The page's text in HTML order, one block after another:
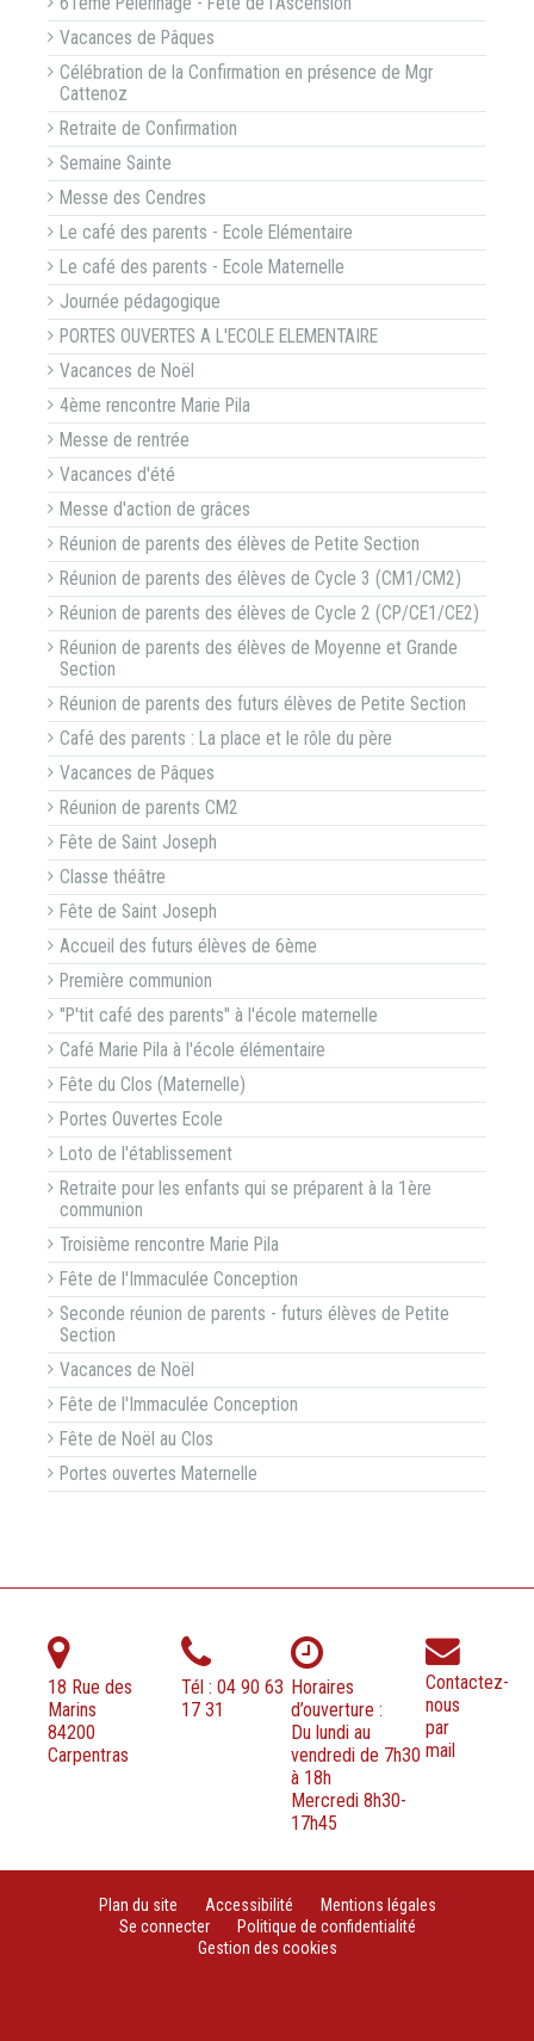
Vacances de Pâques
Célébration de la Confirmation en présence de Mgr
Cattenoz
Retraite de Confirmation
Semaine Sainte
Messe des Cendres
Le café des parents - Ecole Elémentaire
Le café des parents - Ecole Maternelle
Journée pédagogique
PORTES OUVERTES A L'ECOLE ELEMENTAIRE
Vacances de Noël
4ème rencontre Marie Pila
Messe de rentrée
Vacances d'été
Messe d'action de grâces
Réunion de parents des élèves de Petite Section
Réunion de parents des élèves de Cycle 3 (CM1/CM2)
Réunion de parents des élèves de Cycle 2 (CP/CE1/CE2)
Réunion de parents des élèves de Moyenne et Grande
Section
Réunion de parents des futurs élèves de Petite Section
Café des parents : La place et le rôle du père
Vacances de Pâques
Réunion de parents CM2
Fête de Saint Joseph
Classe théâtre
Fête de Saint Joseph
Accueil des futurs élèves de 6ème
Première communion
"P'tit café des parents" à l'école maternelle
Café Marie Pila à l'école élémentaire
Fête du Clos (Maternelle)
Portes Ouvertes Ecole
Loto de l'établissement
Retraite pour les enfants qui se préparent à la 1ère
communion
Troisième rencontre Marie Pila
Fête de l'Immaculée Conception
Seconde réunion de parents - futurs élèves de Petite
Section
Vacances de Noël
Fête de l'Immaculée Conception
Fête de Noël au Clos
Portes ouvertes Maternelle
18 Rue des
Marins
84200
Carpentras
Tél : 04 90 63
17 31
Horaires
d’ouverture :
Du lundi au
vendredi de 7h30
à 18h
Mercredi 8h30-
17h45
Contactez-
nous
par
mail
Plan du site Accessibilité
Mentions légales
Se connecter
Politique de confidentialité
Gestion des cookies